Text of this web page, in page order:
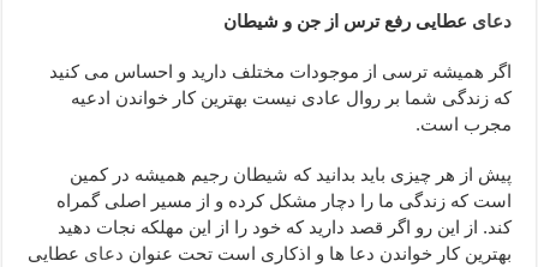
دعای روزی و رفع فقر – دعای مجرب برای گشایش مالی و برکت در کار
دعای قوی برای حاجات دنیا و آخرت – حاجت روایی و رفع مشکلات
ختم سوره تکاثر برای جذب ثروت – خواص و برکات سوره تکاثر
دعای ابودردا برای در امان ماندن از بلا – دعای ایمنی از سوختن
دعای عطایی رفع ترس از جن و شیطان
اگر همیشه ترسی از موجودات مختلف دارید و احساس می کنید
که زندگی شما بر روال عادی نیست بهترین کار خواندن ادعیه
مجرب است.
پیش از هر چیزی باید بدانید که شیطان رجیم همیشه در کمین
است که زندگی ما را دچار مشکل کرده و از مسیر اصلی گمراه
کند. از این رو اگر قصد دارید که خود را از این مهلکه نجات دهید
بهترین کار خواندن دعا ها و اذکاری است تحت عنوان دعای عطایی